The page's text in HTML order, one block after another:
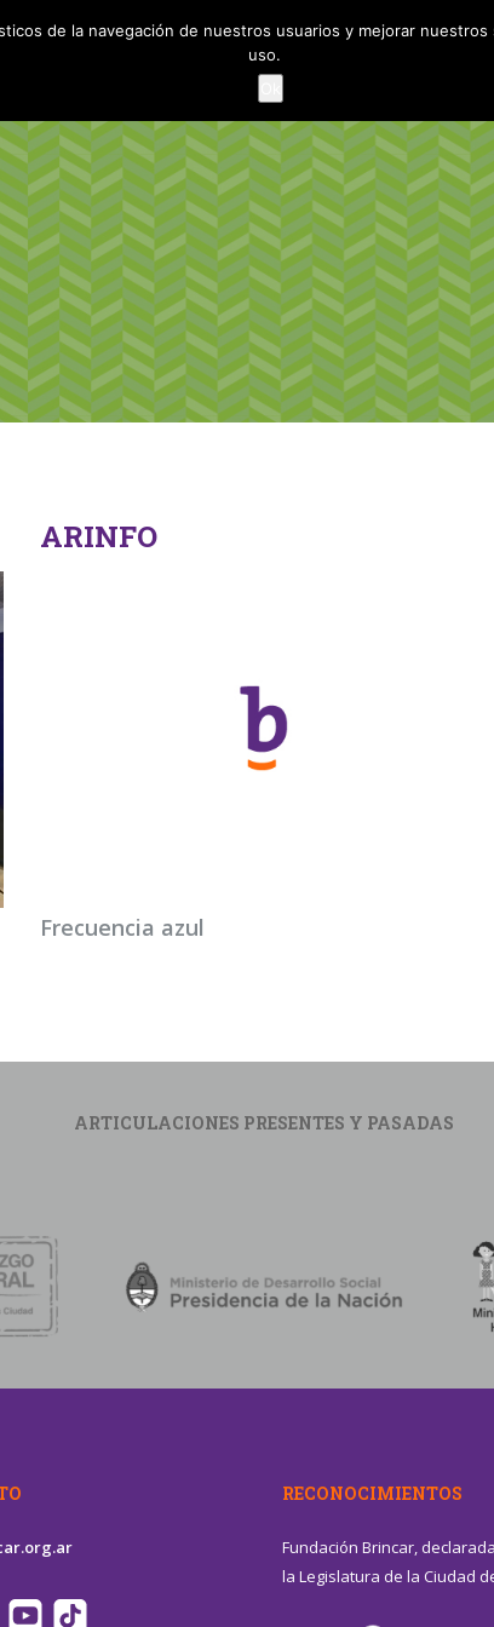
ARINFO
Frecuencia azul
ARTICULACIONES PRESENTES Y PASADAS
RECONOCIMIENTOS
Fundación Brincar,
la Legislatura de la Ciudad
de la navegación de nuestros usuarios y mejorar
uso.